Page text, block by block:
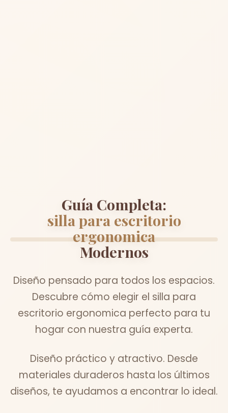
Guía Completa:
silla para escritorio
ergonomica
Modernos
Diseño pensado para todos los espacios.
Descubre cómo elegir el silla para
escritorio ergonomica perfecto para tu
hogar con nuestra guía experta.
Diseño práctico y atractivo. Desde
materiales duraderos hasta los últimos
diseños, te ayudamos a encontrar lo ideal.